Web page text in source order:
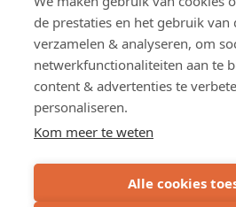
de prestaties en het gebruik van
verzamelen & analyseren, om
netwerkfunctionaliteiten aan te
content & advertenties te
personaliseren.
Kom meer te weten
Alle cookies
EN
Word lid
Voka 2026